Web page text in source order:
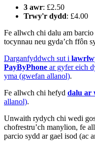
3 awr: £2.50
Trwy'r dydd: £4.00
Fe allwch chi dalu am
tocynnau neu gyda’ch ffôn
Darganfyddwch sut i
PayByPhone ar gyfer eich
yma (gwefan allanol).
Fe allwch chi hefyd dalu ar
allanol).
Unwaith rydych chi wedi
chofrestru’ch manylion, fe
parcio sydd ar gael isod (ac